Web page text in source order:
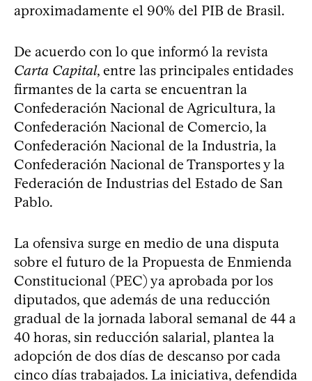
aproximadamente el 90% del PIB de Brasil.
De acuerdo con lo que informó la revista
Carta Capital, entre las principales entidades
firmantes de la carta se encuentran la
Confederación Nacional de Agricultura, la
Confederación Nacional de Comercio, la
Confederación Nacional de la Industria, la
Confederación Nacional de Transportes y la
Federación de Industrias del Estado de San
Pablo.
La ofensiva surge en medio de una disputa
sobre el futuro de la Propuesta de Enmienda
Constitucional (PEC) ya aprobada por los
diputados, que además de una reducción
gradual de la jornada laboral semanal de 44 a
40 horas, sin reducción salarial, plantea la
adopción de dos días de descanso por cada
cinco días trabajados. La iniciativa, defendida